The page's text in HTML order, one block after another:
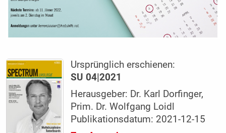
Ursprünglich erschienen:
SU 04|2021
Herausgeber: Dr. Karl Dorfinger,
Prim. Dr. Wolfgang Loidl
Publikationsdatum: 2021-12-15